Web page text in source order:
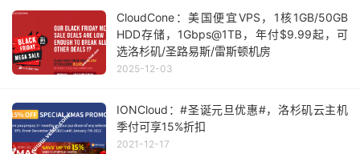
CloudCone：美国便宜VPS，1核1GB/50GB
HDD存储，1Gbps@1TB，年付$9.99起，可
选洛杉矶/圣路易斯/雷斯顿机房
2025-12-03
IONCloud：#圣诞元旦优惠#，洛杉矶云主机
季付可享15%折扣
2021-12-17